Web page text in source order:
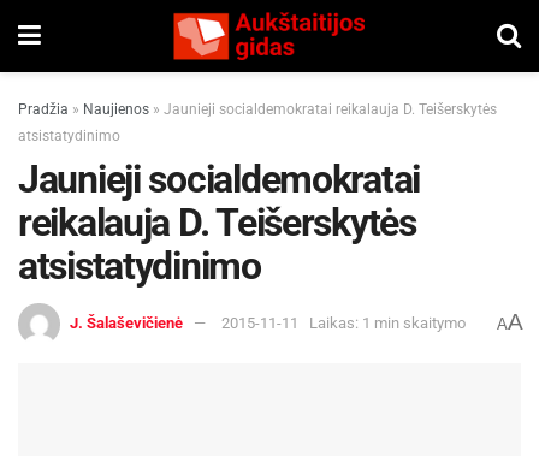
Pradžia » Naujienos » Jaunieji socialdemokratai reikalauja D. Teišerskytės
atsistatydinimo
Jaunieji socialdemokratai
reikalauja D. Teišerskytės
atsistatydinimo
J. Šalaševičienė 2015-11-11 Laikas: 1 min skaitymo AA